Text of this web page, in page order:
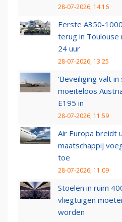
28-07-2026, 14:16
Eerste A350-
terug in Toulouse
24 uur
28-07-2026, 13:25
‘Beveiliging valt
moeiteloos
E195 in
28-07-2026, 11:59
Air Europa breidt
maatschappij
toe
28-07-2026, 11:09
Stoelen in ruim
vliegtuigen
worden